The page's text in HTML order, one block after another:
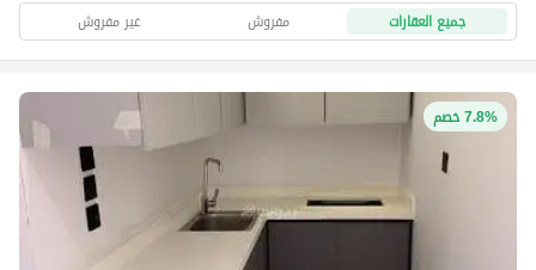
جميع العقارات مفروش غير مفروش
7.8% خصم